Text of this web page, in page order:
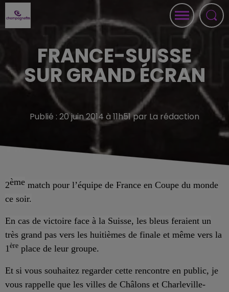
FRANCE-SUISSE
SUR GRAND ÉCRAN
Publié : 20 juin 2014 à 11h51 par La rédaction
2ème match pour l’équipe de France en Coupe du monde
ce soir.
En cas de victoire face à la Suisse, les bleus feraient un
très grand pas vers les huitièmes de finale et même vers la
1 ère place de leur groupe.
Et si vous souhaitez regarder cette rencontre en public, je
vous rappelle que les villes de Châlons et Charleville-